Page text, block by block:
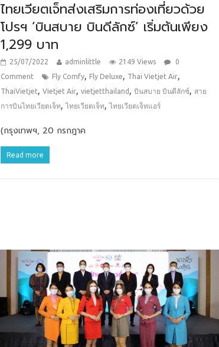
ไทยเวียตเจ็ทส่งเสริมการท่องเที่ยวด้วย
โปรฯ ‘บินสบาย บินดีลักซ์’ เริ่มต้นเพียง
1,299 บาท
25/07/2022 adminlittle 2149 Views
0
Comment
Fly Comfy, Fly Deluxe, Thai Vietjet Air,
ThaiVietjet,Vietjet Air,vietjetthailand ,บินสบาย บินดีลักซ์, สาย
การบินไทยเวียตเจ็ท,ไทยเวียตเจ็ท,ไทยเวียตเจ็ทแอร์
(กรุงเทพฯ, 20 กรกฎาค
Read more